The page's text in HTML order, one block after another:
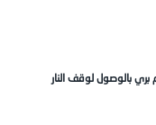
بري بالوصول لوقف النار